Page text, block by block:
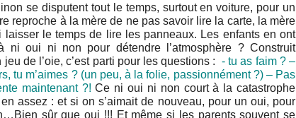
se disputent tout le temps, surtout en voiture, pour un
reproche à la mère de ne pas savoir lire la carte, la mère
laisser le temps de lire les panneaux. Les enfants en ont
oui ni non pour détendre l’atmosphère ? Construit
de l’oie, c’est parti pour les questions : - tu as faim ? –
tu m’aimes ? (un peu, à la folie, passionnément ?) – Pas
maintenant ?! Ce ni oui ni non court à la catastrophe
assez : et si on s’aimait de nouveau, pour un oui, pour
sûr que oui !!! Et même si les parents souvent se